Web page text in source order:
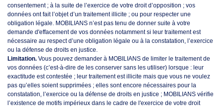
consentement ; à la suite de l’exercice de votre droit d’opposition ; vos
données ont fait l’objet d’un traitement illicite ; ou pour respecter une
obligation légale. MOBILIANS n’est pas tenu de donner suite à votre
demande d'effacement de vos données notamment si leur traitement est
nécessaire au respect d’une obligation légale ou à la constatation, l’exercice
ou la défense de droits en justice.
Limitation. Vous pouvez demander à MOBILIANS de limiter le traitement de
vos données (c’est-à-dire de les conserver sans les utiliser) lorsque : leur
exactitude est contestée ; leur traitement est illicite mais que vous ne voulez
pas qu’elles soient supprimées ; elles sont encore nécessaires pour la
constatation, l’exercice ou la défense de droits en justice ; MOBILIANS vérifie
l’existence de motifs impérieux dans le cadre de l'exercice de votre droit